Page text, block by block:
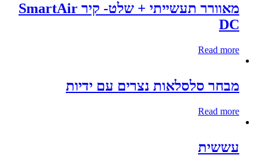
מאוורר תעשייתי + שלט- קיר SmartAir
DC
Read more
מבחר סלסלאות נצרים עם ידיות
Read more
עששית